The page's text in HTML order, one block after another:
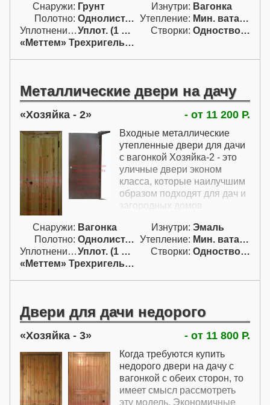
покрытием грунтом снаружи.
Несмотря на то, что это
очень антикризисные
металлические двери, они
достаточно долговечны и
комплектом из трех
сувальдных ключей-бабочек.
В такой комплектации можно
незатратно купить входные
двери для дачи с хорошим
утеплением и
атмосферостойкой отделкой.
Снаружи: Грунт Изнутри: Вагонка
Полотно:
Однолист. проф. Утепление:
Мин. вата / пенопл.
Уплотнение:
Уплот. (1 конт.) Створки:
Одностворчатая (А)
«Меттем» Трехригельный
Металлические двери на дачу
Хозяйка - 2 - от 11 200 Р.
Входные металлические
утепленные двери для дачи
с вагонкой Хозяйка-2 - это
уличные двери эконом
класса, которые наилучшим
образом подходят для дач и
загородных домов.
металлические двери для
дачи можно с отделкой
вагонкой и покраской
эмалью с одним простым
замком. Так как дачи и
расстояниях от Петербурга,
цена металлических дверей
для дачи рассчитана на
условиях самовывоза. Как и
все двери в этом разделе,
металлические уличные
двери для дачи от
производителя этой модели
Снаружи: Вагонка Изнутри: Эмаль
Полотно:
Однолист. проф. Утепление:
Мин. вата / пенопл.
Уплотнение:
Уплот. (1 конт.) Створки:
Одностворчатая (А)
«Меттем» Трехригельный
Двери для дачи недорого
Хозяйка - 3 - от 11 800 Р.
Когда требуются купить
недорого двери на дачу с
вагонкой с обеих сторон, то
имеет смысл рассмотреть
эту модель. Экономичные